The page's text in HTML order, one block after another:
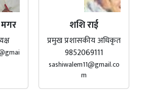
शशि राई
प्रमुख प्रशासकीय अधिकृत
9852069111
sashiwalem11@gmail.co
m